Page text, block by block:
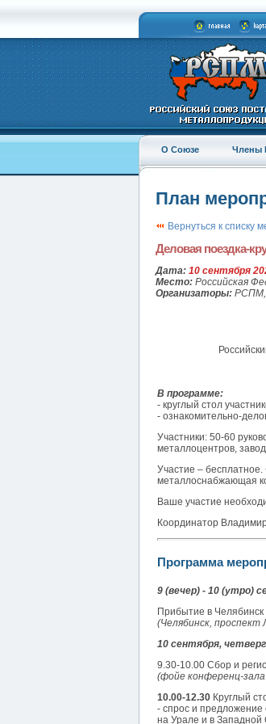
О Союзе Члены
План
Вернуться к списку
Деловая поездка-
Дата: 10 сентября
Место: Российская
Организаторы: РСПМ,
В программе:
- круглый стол
- ознакомительно-
Участники: 50-60
металлоцентров,
Участие –
металлоснабжающая
Ваше участие
Координатор
Программа
9 (вечер) - 10 (утро)
Прибытие в Челябинск
(Челябинск, проспект
10 сентября, четверг
9.30-10.00 Сбор и
(фойе конференц-
10.00-12.30 Круглый
- спрос и предложение
на Урале и в Западной